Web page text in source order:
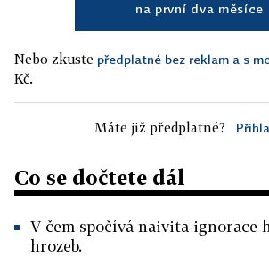
na první dva měsíce
Nebo zkuste předplatné bez reklam a s
Kč.
Máte již předplatné?
Co se dočtete dál
V čem spočívá naivita ignorace
hrozeb.